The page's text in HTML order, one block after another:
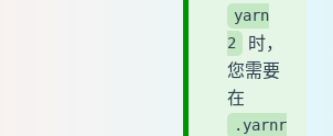
yarn
2
时，
您需要
在
.yarnr